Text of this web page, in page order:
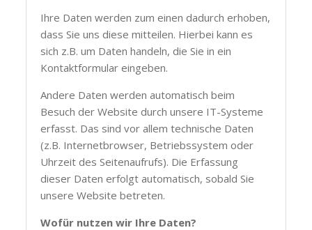
Ihre Daten werden zum einen dadurch erhoben,
dass Sie uns diese mitteilen. Hierbei kann es
sich z.B. um Daten handeln, die Sie in ein
Kontaktformular eingeben.
Andere Daten werden automatisch beim
Besuch der Website durch unsere IT-Systeme
erfasst. Das sind vor allem technische Daten
(z.B. Internetbrowser, Betriebssystem oder
Uhrzeit des Seitenaufrufs). Die Erfassung
dieser Daten erfolgt automatisch, sobald Sie
unsere Website betreten.
Wofür nutzen wir Ihre Daten?